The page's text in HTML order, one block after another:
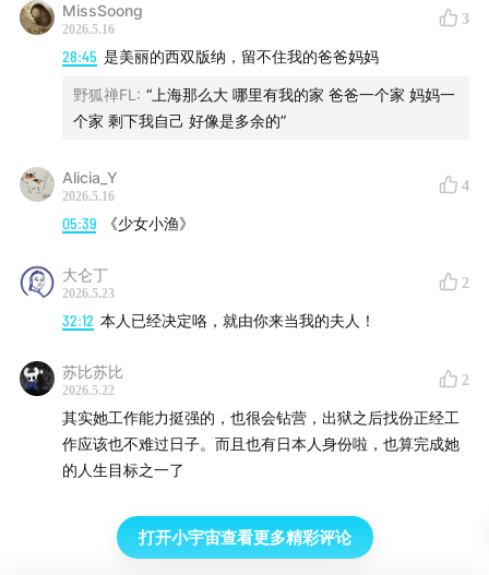
MissSoong
2026.5.16
3
28:45 是美丽的西双版纳，留不住我的爸爸妈妈
野狐禅FL : “上海那么大 哪里有我的家 爸爸一个家 妈妈一
个家 剩下我自己 好像是多余的”
Alicia_Y
2026.5.16
4
05:39 《少女小渔》
大仑丁
2026.5.23
2
32:12 本人已经决定咯，就由你来当我的夫人！
苏比苏比
2026.5.22
2
其实她工作能力挺强的，也很会钻营，出狱之后找份正经工
作应该也不难过日子。而且也有日本人身份啦，也算完成她
的人生目标之一了
打开小宇宙查看更多精彩评论